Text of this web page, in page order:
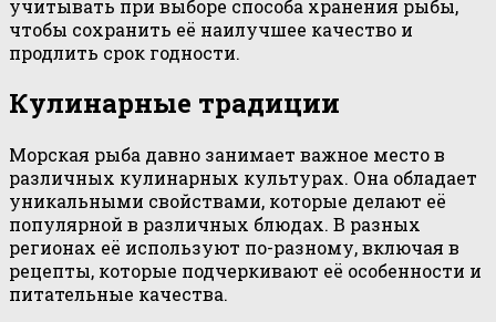
учитывать при выборе способа хранения рыбы,
чтобы сохранить её наилучшее качество и
продлить срок годности.
Кулинарные традиции
Морская рыба давно занимает важное место в
различных кулинарных культурах. Она обладает
уникальными свойствами, которые делают её
популярной в различных блюдах. В разных
регионах её используют по-разному, включая в
рецепты, которые подчеркивают её особенности и
питательные качества.